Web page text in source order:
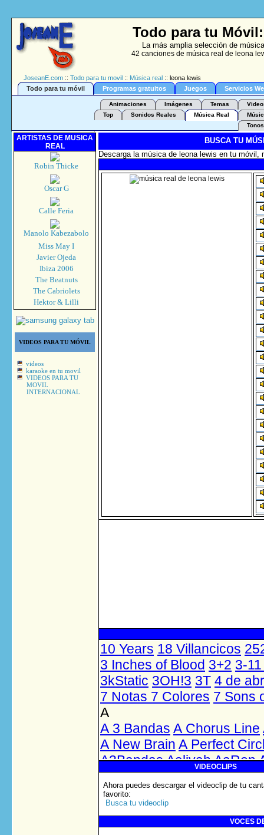
Todo para tu
La más amplia selección de
42 canciones de música real de leona
JoseanE.com :: Todo para tu movil :: Música real :: leona lewis
Todo para tu móvil
Programas gratuitos Juegos Servicios
Animaciones Imágenes Temas
Top
Sonidos Reales Música Real
Tonos
ARTISTAS DE MUSICA
REAL
Robin Thicke
Oscar G
Calle Feria
Manolo Kabezabolo
Miss May I
Javier Ojeda
Ibiza 2006
The Beatnuts
The Cabriolets
Hektor & Lilli
VIDEOS PARA TU MÓVIL
videos
karaoke en tu movil
VIDEOS PARA TU
MOVIL
INTERNACIONAL
BUSCA TU
Descarga la música de leona lewis en tu
VIDEOCLIPS
Ahora puedes descargar el videoclip de tu
favorito:
Busca tu videoclip
VOCES